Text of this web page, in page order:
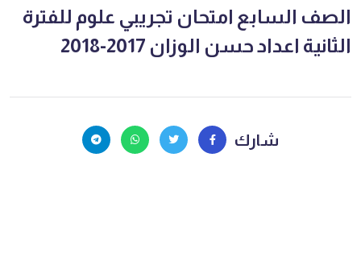
الصف السابع امتحان تجريبي علوم للفترة
الثانية اعداد حسن الوزان 2017-2018
شارك